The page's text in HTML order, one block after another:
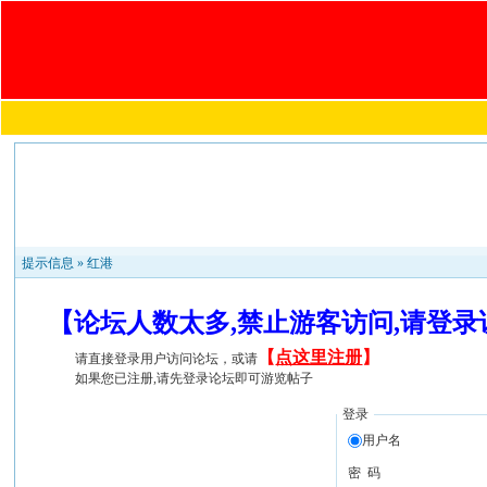
提示信息 »红港
【论坛人数太多,禁止游客访问,请登
请直接登录用户访问论坛，或请 【 点这里注册】
如果您已注册,请先登录论坛即可游览帖子
登录
用户名
密 码